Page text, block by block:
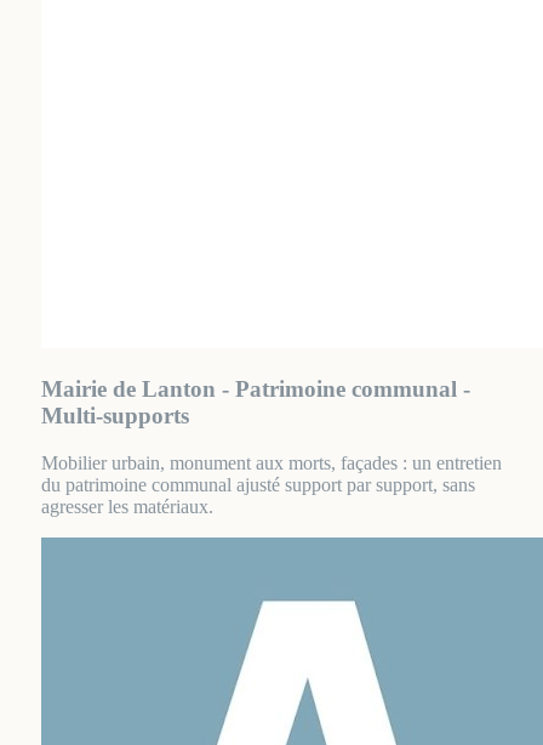
Mairie de Lanton - Patrimoine communal -
Multi-supports
Mobilier urbain, monument aux morts, façades : un entretien
du patrimoine communal ajusté support par support, sans
agresser les matériaux.